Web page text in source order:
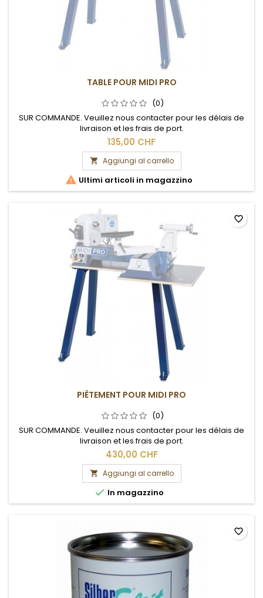
TABLE POUR MIDI PRO
(0)
SUR COMMANDE. Veuillez nous contacter pour les délais de
livraison et les frais de port.
135,00 CHF
 Aggiungi al carrello
 Ultimi articoli in magazzino
PIÈTEMENT POUR MIDI PRO
(0)
SUR COMMANDE. Veuillez nous contacter pour les délais de
livraison et les frais de port.
430,00 CHF
 Aggiungi al carrello
 In magazzino
favorite_border
favorite_border